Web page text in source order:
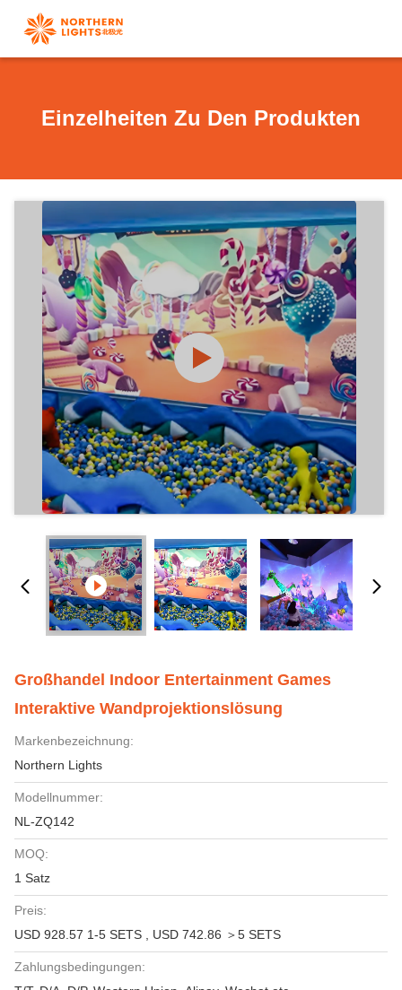
Einzelheiten Zu Den Produkten
Großhandel Indoor Entertainment Games
Interaktive Wandprojektionslösung
Markenbezeichnung:
Northern Lights
Modellnummer:
NL-ZQ142
MOQ:
1 Satz
Preis:
USD 928.57 1-5 SETS , USD 742.86 ＞5 SETS
Zahlungsbedingungen: